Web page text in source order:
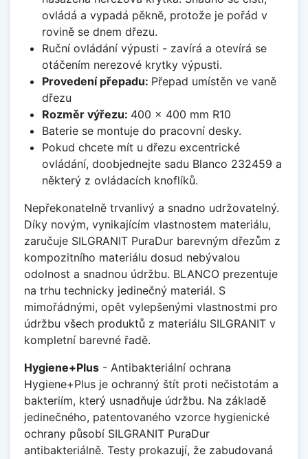
ovládá a vypadá pěkně, protože je pořád v
rovině se dnem dřezu.
Ruční ovládání výpusti - zavírá a otevírá se
otáčením nerezové krytky výpusti.
Provedení přepadu: Přepad umístěn ve vaně
dřezu
Rozměr výřezu: 400 x 400 mm R10
Baterie se montuje do pracovní desky.
Pokud chcete mít u dřezu excentrické
ovládání, doobjednejte sadu Blanco 232459 a
některý z ovládacích knoflíků.
Nepřekonatelně trvanlivý a snadno udržovatelný.
Díky novým, vynikajícím vlastnostem materiálu,
zaručuje SILGRANIT PuraDur barevným dřezům z
kompozitního materiálu dosud nebývalou
odolnost a snadnou údržbu. BLANCO prezentuje
na trhu technicky jedinečný materiál. S
mimořádnými, opět vylepšenými vlastnostmi pro
údržbu všech produktů z materiálu SILGRANIT v
kompletní barevné řadě.
Hygiene+Plus - Antibakteriální ochrana
Hygiene+Plus je ochranný štít proti nečistotám a
bakteriím, který usnadňuje údržbu. Na základě
jedinečného, patentovaného vzorce hygienické
ochrany působí SILGRANIT PuraDur
antibakteriálně. Testy prokazují, že zabudovaná